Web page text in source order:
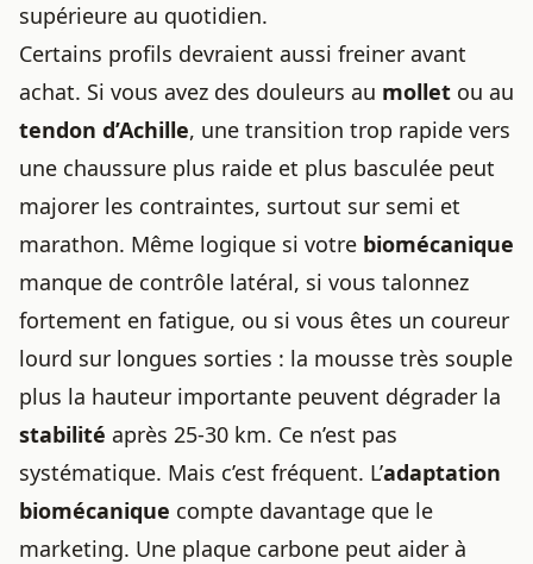
supérieure au quotidien.
Certains profils devraient aussi freiner avant
achat. Si vous avez des douleurs au mollet ou au
tendon d’Achille, une transition trop rapide vers
une chaussure plus raide et plus basculée peut
majorer les contraintes, surtout sur semi et
marathon. Même logique si votre biomécanique
manque de contrôle latéral, si vous talonnez
fortement en fatigue, ou si vous êtes un coureur
lourd sur longues sorties : la mousse très souple
plus la hauteur importante peuvent dégrader la
stabilité après 25-30 km. Ce n’est pas
systématique. Mais c’est fréquent. L’adaptation
biomécanique compte davantage que le
marketing. Une plaque carbone peut aider à